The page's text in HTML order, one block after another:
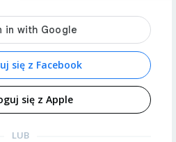
się z Facebook
się z Apple
LUB